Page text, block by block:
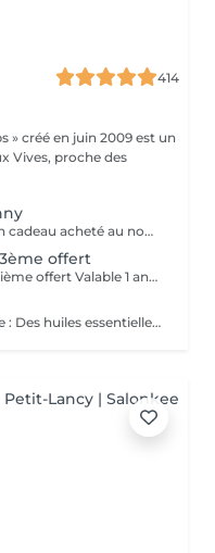
414
» créé en juin 2009 est un
Vives, proche des
Vous avez un bon cadeau !!! Tout bon cadeau acheté au nom de l'institut Prenez le Temps sera exclusivement valable pour des prestations réalisées par Fanny. Toute réservation effectuée avec un bon cadeau, qu'il soit acheté en ligne ou offert par un tiers, ne sera pas facturée au moment de la réservation. Une empreinte bancaire (non débitée) sera simplement demandée à titre de garantie, afin de sécuriser votre créneau et de garantir la bonne réalisation de la prestation. Cette garantie permet d'éviter les annulations de dernière minute et de vous assurer une disponibilité optimale. Le montant de la prestation sera couvert par le bon cadeau au moment du rendez-vous. Pour toute question ou précision, n'hésitez pas à nous contacter.
offert
Offre deux Massages achetés le troisième offert Valable 1 année dès la date d'achat.
Je vous propose pour votre massage : Des huiles essentielles de gaulthérie, d'eucalyptus, de genièvre, de lavande, de menthe poivrée et de romarin s'allient aux vertus réparatrices des huiles végétales d'arnica, de piment, de reine des prés et de sésame, afin de prévenir et soulager les tensions musculaires, les articulations sensibles et améliorer la souplesse et la flexibilité du mouvement. Cette huile est également idéale pour le sportif occasionnel ou professionnel. Pour aider à : Se préparer avant l'effort et aider à la récupération sportive Apaiser les tensions musculaires et les articulations sensibles ou une huile de massage associant les bienfaits des huiles essentielles et des huiles végétales aux propriétés anti-stress, relaxantes, apaisantes, ressourçantes. L'huile de massage Détente associe aux bienfaits du massage les vertus des huiles essentielles de lavande, de néroli, de camomille romaine, de marjolaine à coquille, de petit grain et d'ylang-ylang, apaisant les tensions quotidiennes et favorisant un retour au calme et un sommeil serein. Les huiles végétales de sésame et d'amande douce, nourrissantes et adoucissantes favorisent un massage doux et relaxant offrant aux petits comme aux grands un soin plaisir antistress idéal. Ne pas utiliser chez l'enfant de moins de 3 ans. Lavande - Néroli 6 huiles essentielles 0% conservateur & paraben 100% Bio & naturel Les MASSAGES pratiqués ne s'apparentent AUCUNEMENT à une pratique THERAPEUTIQUE, PARAMEDICALE, ou SEXUEL